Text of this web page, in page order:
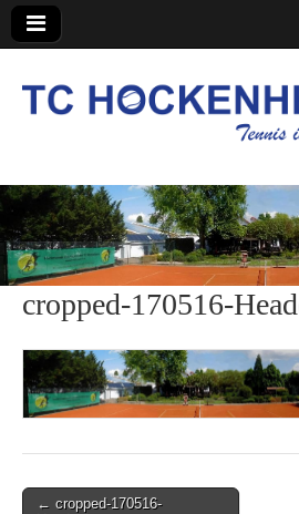
TC
cropped-170516-
Post← cropped-170516-